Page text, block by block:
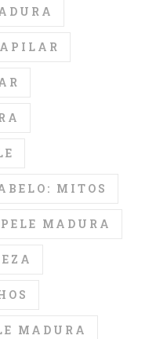
MITOS
PELE MADURA
MADURA